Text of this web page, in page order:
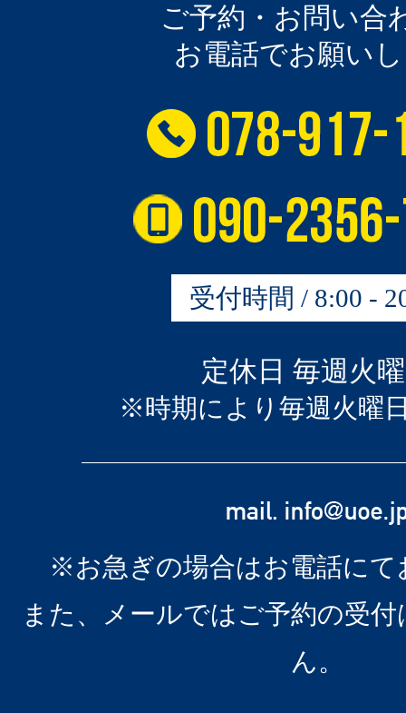
ご予約・お問い合
お電話でお願い
受付時間 / 8:00 -
定休日 毎週火
※時期により毎週火曜
※お急ぎの場合はお電話にて
また、メールではご予約の受
ん。